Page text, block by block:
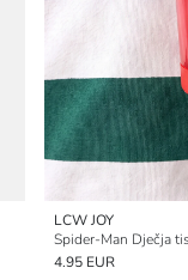
LCW JOY
4.95 EUR